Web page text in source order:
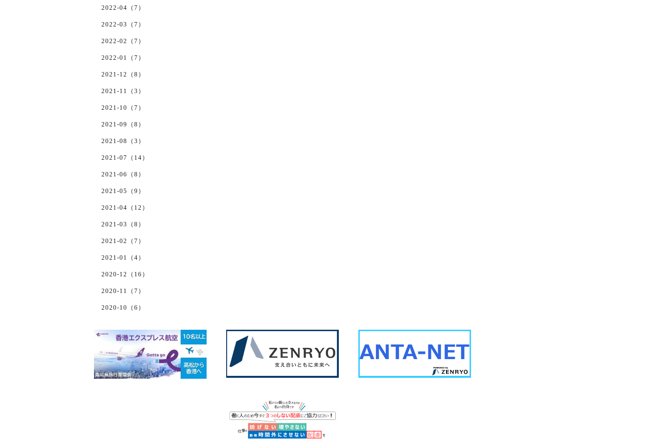
2022-04（7）
2022-03（7）
2022-02（7）
2022-01（7）
2021-12（8）
2021-11（3）
2021-10（7）
2021-09（8）
2021-08（3）
2021-07（14）
2021-06（8）
2021-05（9）
2021-04（12）
2021-03（8）
2021-02（7）
2021-01（4）
2020-12（16）
2020-11（7）
2020-10（6）